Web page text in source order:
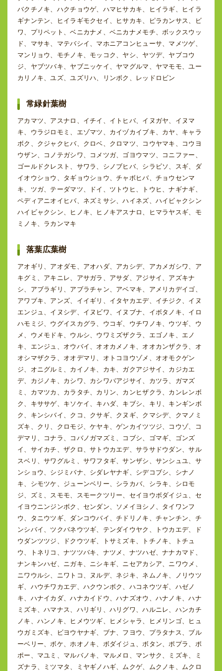
バクチノキ、ハクチョウゲ、ハマヒサカキ、ヒイラギ、ヒイラ
ギナンテン、ヒイラギモクセイ、ヒサカキ、ピラカンサス、ビ
ワ、プリペット、ベニカナメ、ベニカナメモチ、ボックスウッ
ド、マサキ、マテバシイ、マホニアコンヒューサ、マメツゲ、
マンリョウ、モチノキ、モッコク、ヤシ、ヤツデ、ヤブコウ
ジ、ヤブツバキ、ヤブニッケイ、ヤマグルマ、ヤマモモ、ユー
カリノキ、ユズ、ユズリハ、リンボク、レッドロビン
常緑針葉樹
アカマツ、アスナロ、イチイ、イトヒバ、イヌガヤ、イヌマ
キ、ウラジロモミ、エゾマツ、カイヅカイブキ、カヤ、キャラ
ボク、クジャクヒバ、クロベ、クロマツ、コウヤマキ、コウヨ
ウザン、コノテガシワ、コメツガ、ゴヨウマツ、コニファー、
ゴールドクレスト、サワラ、シノブヒバ、シラビソ、スギ、ダ
イオウショウ、タギョウショウ、チャボヒバ、チョウセンマ
キ、ツガ、テーダマツ、ドイ、ツトウヒ、トウヒ、ナギナギ、
ペディアニオイヒバ、ネズミサシ、ハイネズ、ハイビャクシン
ハイビャクシン、ヒノキ、ヒノキアスナロ、ヒマラヤスギ、モ
ミノキ、ラカンマキ
落葉広葉樹
アオギリ、アオダモ、アオハダ、アカシデ、アカメガシワ、ア
キグミ、アキニレ、アサガラ、アサダ、アジサイ、アズキナ
シ、アブラギリ、アブラチャン、アベマキ、アメリカデイゴ、
アワブキ、アンズ、イイギリ、イタヤカエデ、イチジク、イヌ
エンジュ、イヌシデ、イヌビワ、イヌブナ、イボタノキ、イロ
ハモミジ、ウグイスカグラ、ウコギ、ウチワノキ、ウツギ、ウ
メ、ウメモドキ、ウルシ、ウワミズザクラ、エゴノキ、エノ
キ、エンジュ、オウバイ、オオカメノキ、オオカンザクラ、オ
オシマザクラ、オオデマリ、オトコヨウゾメ、オオモクゲン
ジ、オニグルミ、カイノキ、カキ、ガクアジサイ、カジカエ
デ、カジノキ、カシワ、カシワバアジサイ、カツラ、ガマズ
ミ、カマツカ、カラタチ、カリン、カンヒザクラ、カンレンボ
ク、キササゲ、キソケイ、キハダ、キブシ、キリ、キンギンボ
ク、キンシバイ、クコ、クサギ、クヌギ、クマシデ、クマノミ
ズキ、クリ、クロモジ、ケヤキ、ゲンカイツツジ、コウゾ、コ
デマリ、コナラ、コバノガマズミ、コブシ、ゴマギ、ゴンズ
イ、サイカチ、ザクロ、サトウカエデ、サラサドウダン、サル
スベリ、サワグルミ、サワフタギ、サンザシ、サンシュユ、サ
ンショウ、シジミバナ、シダレヤナギ、シデコブシ、シナノ
キ、シモツケ、ジューンベリー、シラカバ、シラキ、シロモ
ジ、ズミ、スモモ、スモークツリー、セイヨウボダイジュ、セ
イヨウニンジンボク、センダン、ソメイヨシノ、タイワンフ
ウ、タニウツギ、ダンコウバイ、チドリノキ、チャンチン、チ
ンシバイ、ツクバネウツギ、テンダイウヤク、トウカエデ、ド
ウダンツツジ、ドクウツギ、トサミズキ、トチノキ、トチュ
ウ、トネリコ、ナツツバキ、ナツメ、ナツハゼ、ナナカマド、
ナンキンハゼ、ニガキ、ニシキギ、ニセアカシア、ニワウメ、
ニワウルシ、ニワトコ、ヌルデ、ネジキ、ネムノキ、ノリウツ
ギ、ハウチワカエデ、ハクウンボク、ハコネウツギ、ハゼノ
キ、ハナイカダ、ハナカイドウ、ハナズオウ、ハナノキ、ハナ
ミズキ、ハマナス、ハリギリ、ハリグワ、ハルニレ、ハンカチ
ノキ、ハンノキ、ヒメウツギ、ヒメシャラ、ヒメリンゴ、ヒュ
ウガミズキ、ビヨウヤナギ、ブナ、フヨウ、プラタナス、ブル
ーベリー、ボケ、ホオノキ、ボダイジュ、ボタン、ポプラ、ポ
ポー、マユミ、マルバノキ、マルメロ、マンサク、ミズキ、ミ
ズナラ、ミツマタ、ミヤギノハギ、ムクゲ、ムクノキ、ムクロ